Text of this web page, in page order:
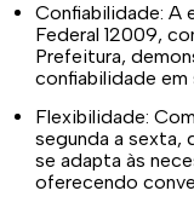
Confiabilidade: A empresa é regulamentada pela Lei
Federal 12009,
Prefeitura,
confiabilidade em
Flexibilidade: Com horário de funcionamento de
segunda a sexta,
se adapta às
oferecendo